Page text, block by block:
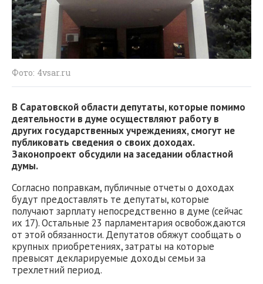
Фото: 4vsar.ru
В Саратовской области депутаты, которые помимо
деятельности в думе осуществляют работу в
других государственных учреждениях, смогут не
публиковать сведения о своих доходах.
Законопроект обсудили на заседании областной
думы.
Согласно поправкам, публичные отчеты о доходах
будут предоставлять те депутаты, которые
получают зарплату непосредственно в думе (сейчас
их 17). Остальные 23 парламентария освобождаются
от этой обязанности. Депутатов обяжут сообщать о
крупных приобретениях, затраты на которые
превысят декларируемые доходы семьи за
трехлетний период.